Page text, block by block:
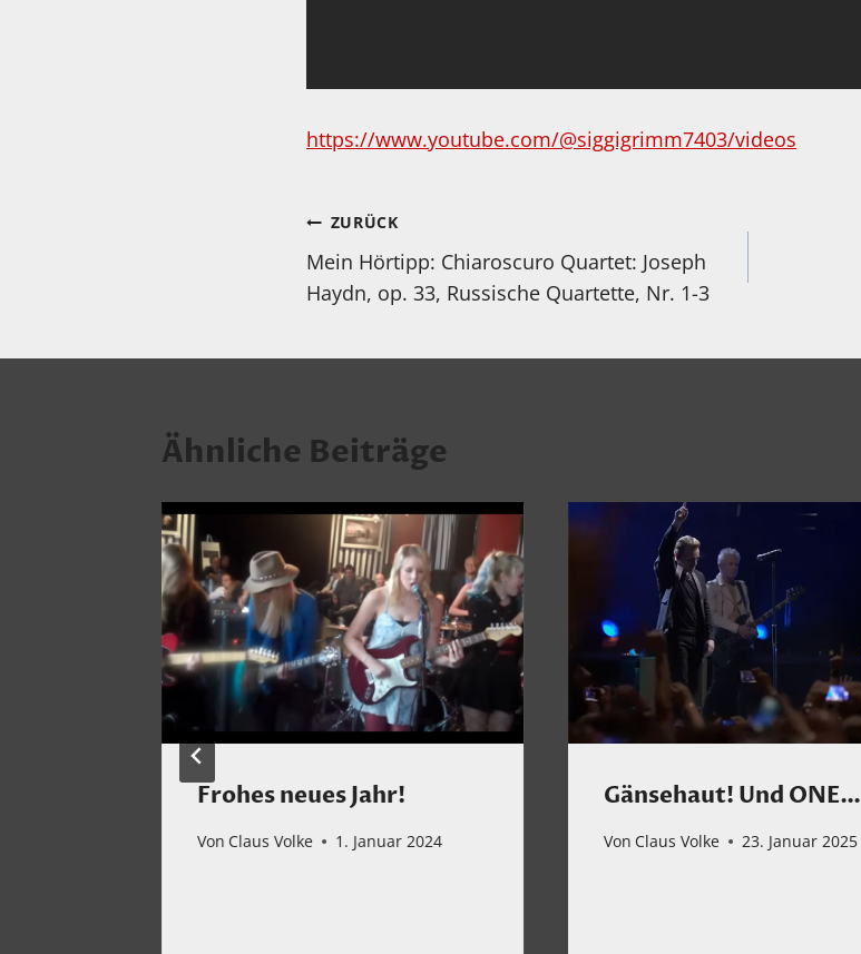
https://www.youtube.com/@siggigrimm7403/videos
Beitragsnavigation
ZURÜCK
Mein Hörtipp: Chiaroscuro Quartet: Joseph
Haydn, op. 33, Russische Quartette, Nr. 1-3
Ähnliche Beiträge
Frohes neues Jahr!
Von Claus Volke 1. Januar 2024
Gänsehaut! Und ONE…
Von Claus Volke 23. Januar 2025